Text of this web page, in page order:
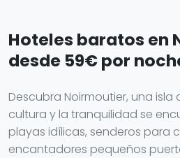
Hoteles baratos en
desde 59€ por
Descubra Noirmoutier, una
cultura y la tranquilidad se
playas idílicas, senderos para
encantadores pequeños